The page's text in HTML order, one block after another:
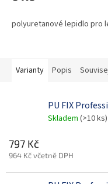
polyuretanové lepidlo pro
Varianty Popis
PU FIX
Skladem (>10 ks)
797 Kč
964 Kč včetně DPH